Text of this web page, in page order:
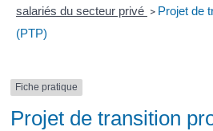
salariés du secteur privé > Projet de
(PTP)
Fiche pratique
Projet de transition